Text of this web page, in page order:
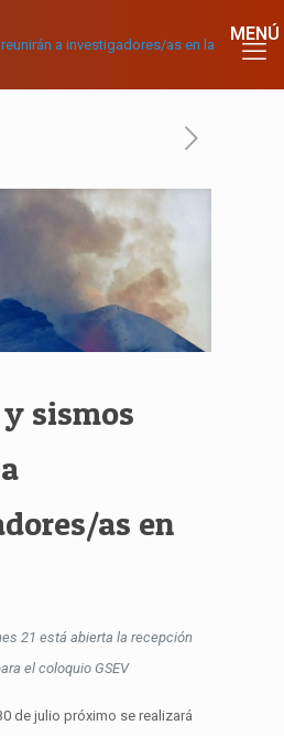
sismos
as en
21 está abierta la recepción
el coloquio GSEV
de julio próximo se realizará